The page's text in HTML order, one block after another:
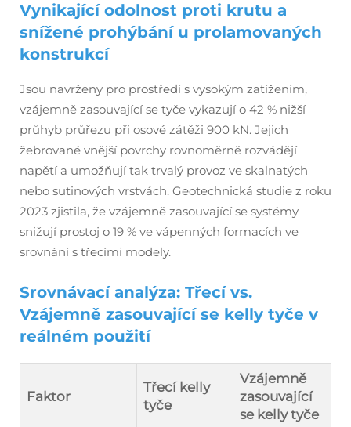
Vynikající odolnost proti krutu a
snížené prohýbání u prolamovaných
konstrukcí
Jsou navrženy pro prostředí s vysokým zatížením,
vzájemně zasouvající se tyče vykazují o 42 % nižší
průhyb průřezu při osové zátěži 900 kN. Jejich
žebrované vnější povrchy rovnoměrně rozvádějí
napětí a umožňují tak trvalý provoz ve skalnatých
nebo sutinových vrstvách. Geotechnická studie z roku
2023 zjistila, že vzájemně zasouvající se systémy
snižují prostoj o 19 % ve vápenných formacích ve
srovnání s třecími modely.
Srovnávací analýza: Třecí vs.
Vzájemně zasouvající se kelly tyče v
reálném použití
Faktor
Třecí kelly
tyče
Vzájemně
zasouvající
se kelly tyče